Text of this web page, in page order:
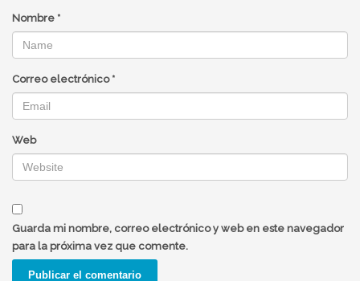
Nombre *
Correo electrónico *
Web
Guarda mi nombre, correo electrónico y web en este navegador
para la próxima vez que comente.